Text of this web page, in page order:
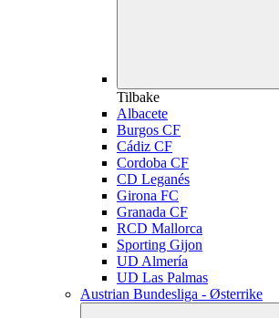
Tilbake
Albacete
Burgos CF
Cádiz CF
Cordoba CF
CD Leganés
Girona FC
Granada CF
RCD Mallorca
Sporting Gijon
UD Almería
UD Las Palmas
Austrian Bundesliga - Østerrike